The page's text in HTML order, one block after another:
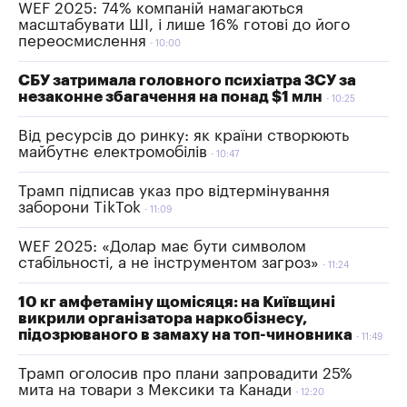
WEF 2025: 74% компаній намагаються
масштабувати ШІ, і лише 16% готові до його
переосмислення
10:00
СБУ затримала головного психіатра ЗСУ за
незаконне збагачення на понад $1 млн
10:25
Від ресурсів до ринку: як країни створюють
майбутнє електромобілів
10:47
Трамп підписав указ про відтермінування
заборони TikTok
11:09
WEF 2025: «Долар має бути символом
стабільності, а не інструментом загроз»
11:24
10 кг амфетаміну щомісяця: на Київщині
викрили організатора наркобізнесу,
підозрюваного в замаху на топ-чиновника
11:49
Трамп оголосив про плани запровадити 25%
мита на товари з Мексики та Канади
12:20